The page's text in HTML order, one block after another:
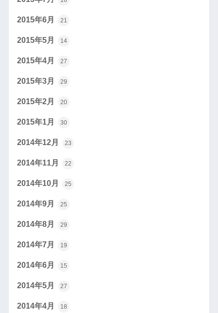
2015年6月 21
2015年5月 14
2015年4月 27
2015年3月 29
2015年2月 20
2015年1月 30
2014年12月 23
2014年11月 22
2014年10月 25
2014年9月 25
2014年8月 29
2014年7月 19
2014年6月 15
2014年5月 27
2014年4月 18